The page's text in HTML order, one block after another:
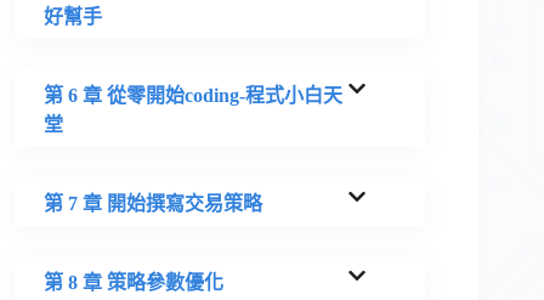
好幫手
第 6 章 從零開始coding-程式小白天
堂
第 7 章 開始撰寫交易策略
第 8 章 策略參數優化